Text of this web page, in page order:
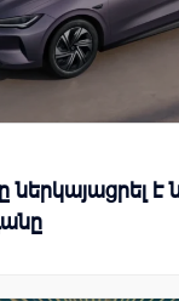
ներկայացրել է